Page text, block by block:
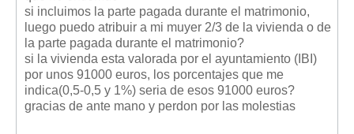
si incluimos la parte pagada durante el matrimonio,
luego puedo atribuir a mi muyer 2/3 de la vivienda o de
la parte pagada durante el matrimonio?
si la vivienda esta valorada por el ayuntamiento (IBI)
por unos 91000 euros, los porcentajes que me
indica(0,5-0,5 y 1%) seria de esos 91000 euros?
gracias de ante mano y perdon por las molestias